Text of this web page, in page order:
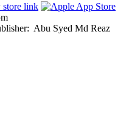
Abu Syed Md Reaz